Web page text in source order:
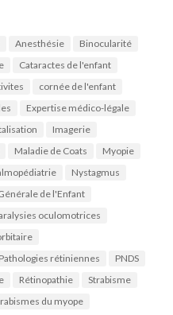
Anesthésie
Binocularité
Cataractes de l'enfant
cornée de l'enfant
Expertise médico-légale
Imagerie
Maladie de Coats
Myopie
Nystagmus
de l'Enfant
oculomotrices
Pathologies rétiniennes
PNDS
Rétinopathie
Strabisme
du myope